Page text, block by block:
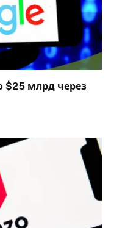
$25 млрд через